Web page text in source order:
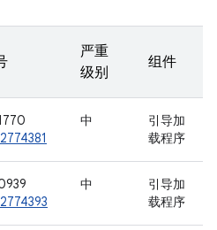
严重
级别
组件
中
引导加
载程序
中
引导加
载程序